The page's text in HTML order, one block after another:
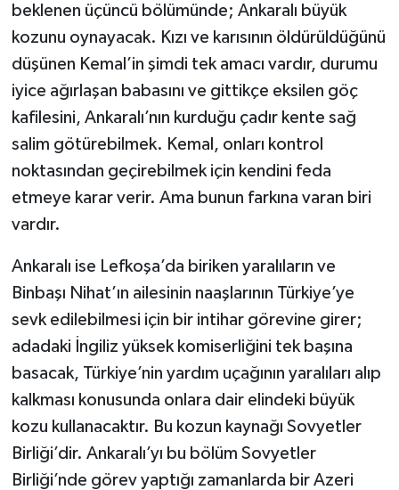
beklenen üçüncü bölümünde; Ankaralı büyük
kozunu oynayacak. Kızı ve karısının öldürüldüğünü
düşünen Kemal’in şimdi tek amacı vardır, durumu
iyice ağırlaşan babasını ve gittikçe eksilen göç
kafilesini, Ankaralı’nın kurduğu çadır kente sağ
salim götürebilmek. Kemal, onları kontrol
noktasından geçirebilmek için kendini feda
etmeye karar verir. Ama bunun farkına varan biri
vardır.
Ankaralı ise Lefkoşa’da biriken yaralıların ve
Binbaşı Nihat’ın ailesinin naaşlarının Türkiye’ye
sevk edilebilmesi için bir intihar görevine girer;
adadaki İngiliz yüksek komiserliğini tek başına
basacak, Türkiye’nin yardım uçağının yaralıları alıp
kalkması konusunda onlara dair elindeki büyük
kozu kullanacaktır. Bu kozun kaynağı Sovyetler
Birliği’dir. Ankaralı’yı bu bölüm Sovyetler
Birliği’nde görev yaptığı zamanlarda bir Azeri